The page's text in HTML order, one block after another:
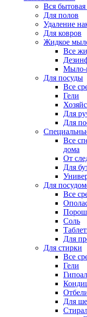
Вся
Для полов
Удаление
Для ковров
Жидкое
Все
Мыло-
Для посуды
Все
Гели
Для
Для
Все
дома
От
Для
Для
Все
Соль
Для
Для стирки
Все
Гели
Для